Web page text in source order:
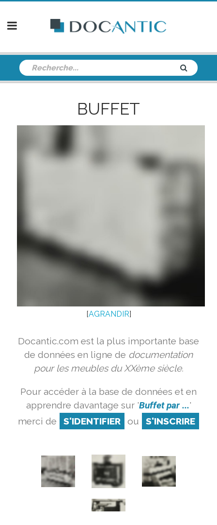
BUFFET
[AGRANDIR]
Docantic.com est la plus importante base
de données en ligne de documentation
pour les meubles du XXème siècle.
Pour accéder à la base de données et en
apprendre davantage sur 'Buffet par ...'
merci de
S'IDENTIFIER ou S'INSCRIRE